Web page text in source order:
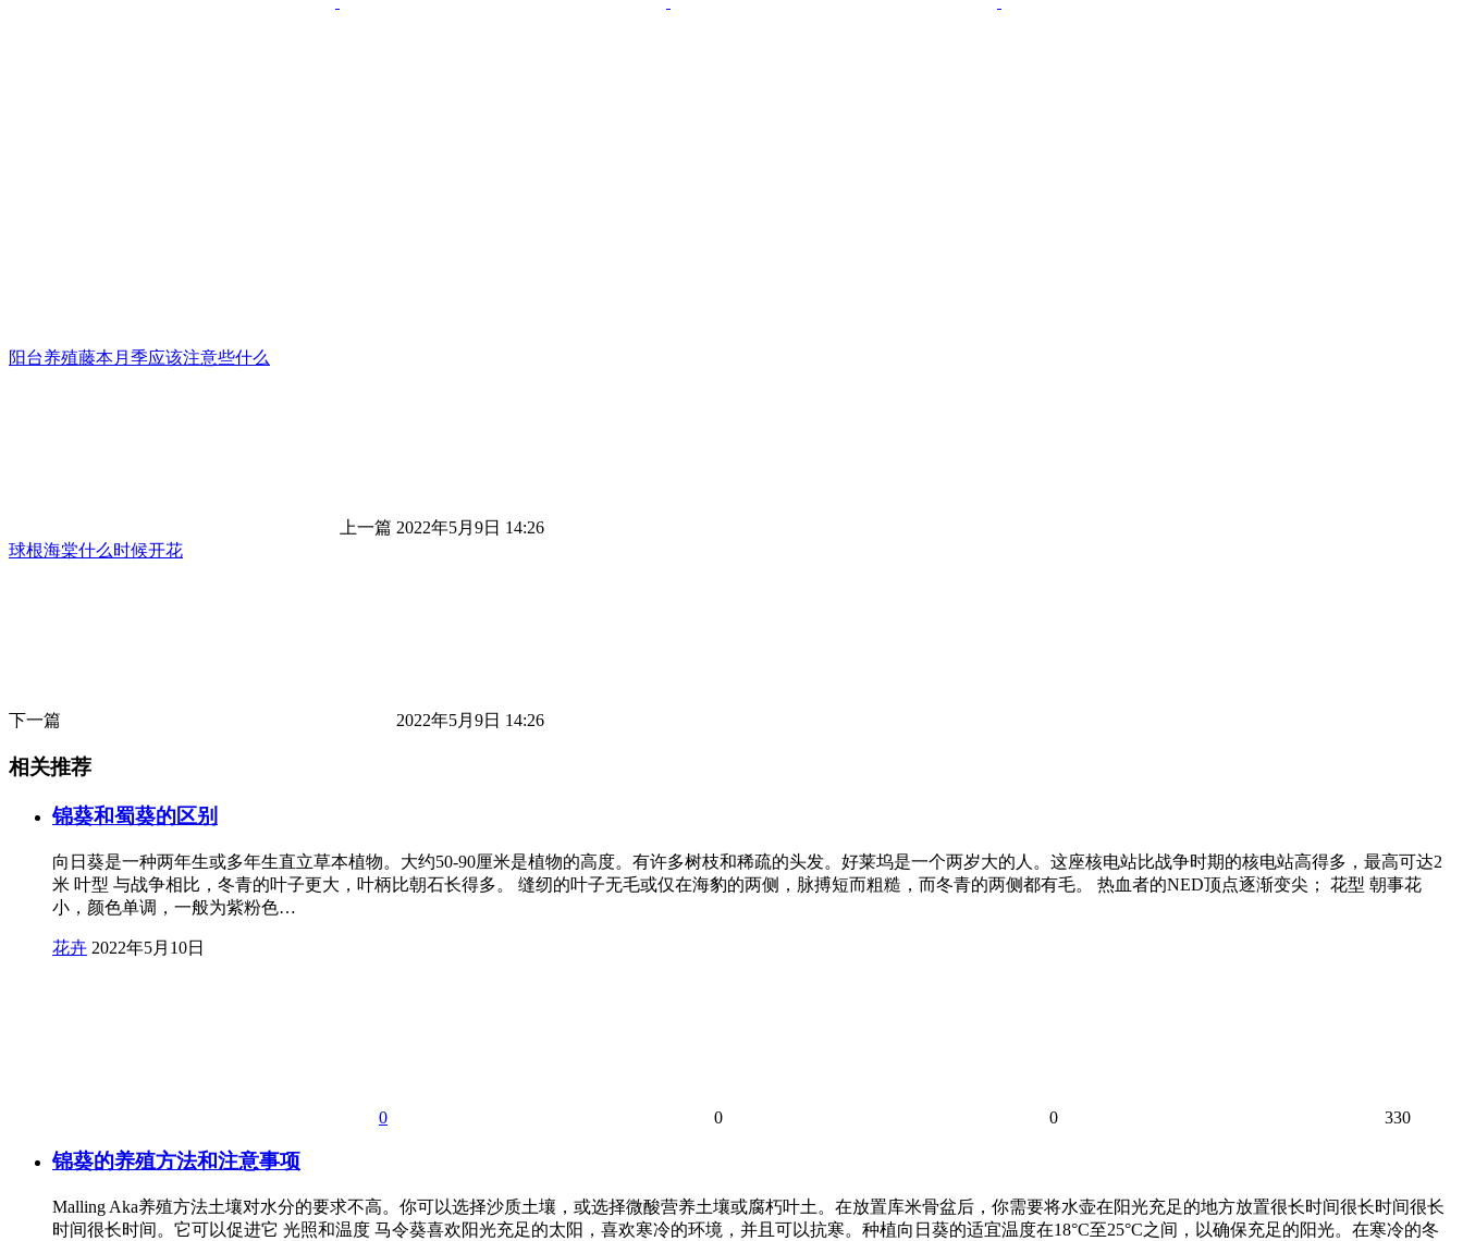
阳台养殖藤本月季应该注意些什么
上一篇 2022年5月9日 14:26
球根海棠什么时候开花
下一篇 2022年5月9日 14:26
相关推荐
锦葵和蜀葵的区别
向日葵是一种两年生或多年生直立草本植物。大约50-90厘米是植物的高度。有许多树枝和稀疏的头发。好莱坞是一个两岁大的人。这座核电站比战争时期的核电站高得多，最高可达2
米 叶型 与战争相比，冬青的叶子更大，叶柄比朝石长得多。 缝纫的叶子无毛或仅在海豹的两侧，脉搏短而粗糙，而冬青的两侧都有毛。 热血者的NED顶点逐渐变尖； 花型 朝事花
小，颜色单调，一般为紫粉色…
花卉 2022年5月10日
0 0 0 330
锦葵的养殖方法和注意事项
Malling Aka养殖方法土壤对水分的要求不高。你可以选择沙质土壤，或选择微酸营养土壤或腐朽叶土。在放置库米骨盆后，你需要将水壶在阳光充足的地方放置很长时间很长时间很长
时间很长时间。它可以促进它 光照和温度 马令葵喜欢阳光充足的太阳，喜欢寒冷的环境，并且可以抗寒。种植向日葵的适宜温度在18°C至25°C之间，以确保充足的阳光。在寒冷的冬